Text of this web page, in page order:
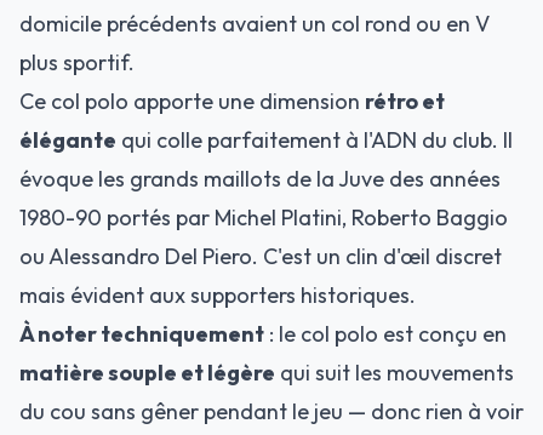
domicile précédents avaient un col rond ou en V
plus sportif.
Ce col polo apporte une dimension rétro et
élégante qui colle parfaitement à l'ADN du club. Il
évoque les grands maillots de la Juve des années
1980-90 portés par Michel Platini, Roberto Baggio
ou Alessandro Del Piero. C'est un clin d'œil discret
mais évident aux supporters historiques.
À noter techniquement : le col polo est conçu en
matière souple et légère qui suit les mouvements
du cou sans gêner pendant le jeu — donc rien à voir